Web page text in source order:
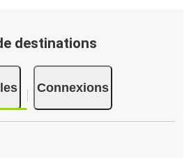
idéal en termes de prix
pour vos déplacements vers ou
d'un voyage confortable vers
à bord, tels que le Wi-Fi
prises électriques à
un confort optimal, vous pouvez
l'esprit tranquille, votre billet
destinations
Connexions